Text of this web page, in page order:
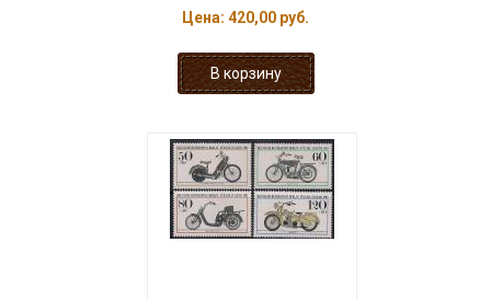
Цена: 420,00 руб.